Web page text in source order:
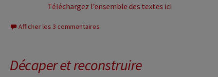
Téléchargez l’ensemble des textes ici
Afficher les 3 commentaires
Décaper et reconstruire